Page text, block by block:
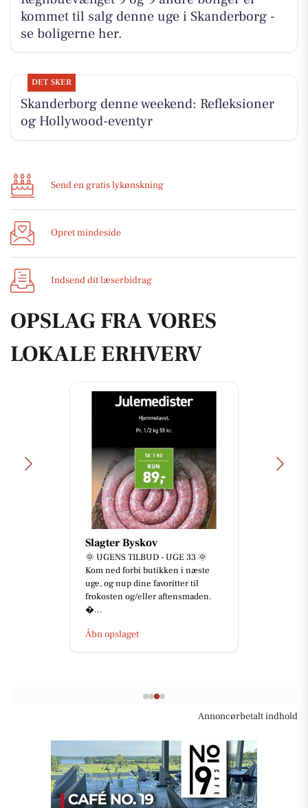
kommet til salg denne uge i Skanderborg -
se boligerne her.
DET SKER
Skanderborg denne weekend: Refleksioner
og Hollywood-eventyr
Send en gratis lykønskning
Opret mindeside
Indsend dit læserbidrag
OPSLAG FRA VORES
LOKALE ERHVERV
Slagter Byskov
🌞 UGENS TILBUD - UGE 33 🌞
Kom ned forbi butikken i næste
uge, og nup dine favoritter til
frokosten og/eller aftensmaden.
...
Åbn opslaget
Annoncørbetalt indhold